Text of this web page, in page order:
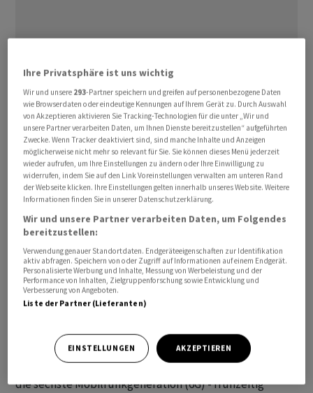
«Das freie Internet ist in Gefahr», sagte
Bundesdigitalminister Volker Wissing (FDP). Immer öfter
kappten autoritäre Staaten den Zugang zum Netz, um
unliebsame Meinungen zu zensieren und Bürger von
Informationen abzuschneiden. «Netzsperren sind
Angriffe auf die Menschenrechte, bei denen wir nicht
geschützter Kommunikation und unzensiertem Zugang
zu Informationen.» Gemeinsam wolle die
Bundesregierung das freie Internet schützen und sich
weltweit gegen Zensur und Netzsperren stark machen.
internationale Digitalstrategie sieht konkret vor, mit
einer stärkeren Teilnahme in internationalen Gremien
Standards, Normen und Regulierung von morgen - etwa
die sechste Mobilfunkgeneration (6G) - frühzeitig
Ihre Privatsphäre ist uns wichtig
Wir und unsere 293-Partner speichern und greifen auf personenbezogene Daten
wie Browserdaten oder eindeutige Kennungen auf Ihrem Gerät zu. Durch Auswahl
von Akzeptieren aktivieren Sie Tracking-Technologien für die unter „Wir und
unsere Partner verarbeiten Daten, um Ihnen Dienste bereitzustellen“ aufgeführten
Zwecke. Wenn Tracker deaktiviert sind, sind manche Inhalte und Anzeigen
möglicherweise nicht mehr so relevant für Sie. Sie können dieses Menü jederzeit
wieder aufrufen, um Ihre Einstellungen zu ändern oder Ihre Einwilligung zu
widerrufen, indem Sie auf den Link Voreinstellungen verwalten am unteren Rand
der Webseite klicken. Ihre Einstellungen gelten innerhalb unseres Website. Weitere
Informationen finden Sie in unserer Datenschutzerklärung.
Wir und unsere Partner verarbeiten Daten, um Folgendes
bereitzustellen:
Verwendung genauer Standortdaten. Endgeräteeigenschaften zur Identifikation
aktiv abfragen. Speichern von oder Zugriff auf Informationen auf einem Endgerät.
Personalisierte Werbung und Inhalte, Messung von Werbeleistung und der
Performance von Inhalten, Zielgruppenforschung sowie Entwicklung und
Verbesserung von Angeboten.
Liste der Partner (Lieferanten)
EINSTELLUNGEN AKZEPTIEREN